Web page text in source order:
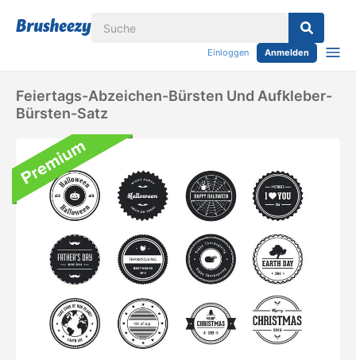
Einloggen Anmelden
Feiertags-Abzeichen-Bürsten Und Aufkleber-
Bürsten-Satz